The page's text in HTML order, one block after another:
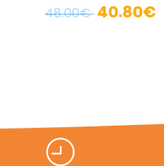
48.00€ 40.80€